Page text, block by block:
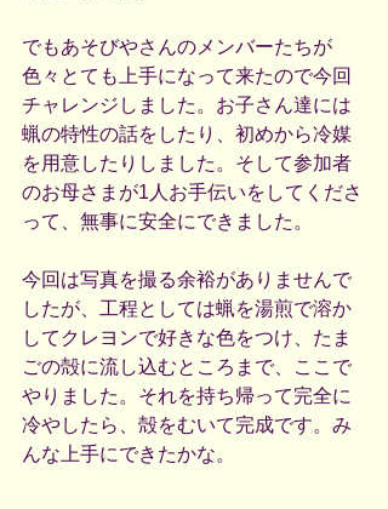
でもあそびやさんのメンバーたちが
色々とても上手になって来たので今回
チャレンジしました。お子さん達には
蝋の特性の話をしたり、初めから冷媒
を用意したりしました。そして参加者
のお母さまが1人お手伝いをしてくださ
って、無事に安全にできました。
今回は写真を撮る余裕がありませんで
したが、工程としては蝋を湯煎で溶か
してクレヨンで好きな色をつけ、たま
ごの殻に流し込むところまで、ここで
やりました。それを持ち帰って完全に
冷やしたら、殻をむいて完成です。み
んな上手にできたかな。